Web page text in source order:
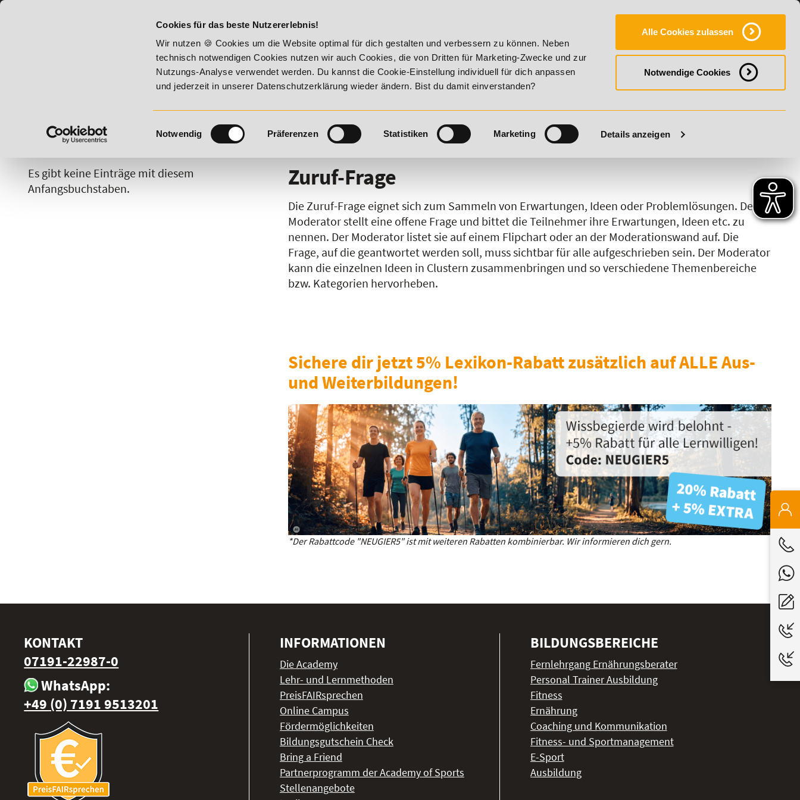
Cookies für das beste Nutzererlebnis!
Wir nutzen 🍪 Cookies um die Website optimal für dich gestalten und verbessern zu können. Neben
technisch notwendigen Cookies nutzen wir auch Cookies, die von Dritten für Marketing-Zwecke und zur
Nutzungs-Analyse verwendet werden. Du kannst die Cookie-Einstellung individuell für dich anpassen
und jederzeit in unserer Datenschutzerklärung wieder ändern. Bist du damit einverstanden?
Einwilligungsauswahl
Notwendig Präferenzen Statistiken Marketing Details anzeigen
Alle Cookies zulassen
Notwendige Cookies
KONTAKT FAQ ONLINE-CAMPUS
20% Rabatt bis 17. August 2026 - Summer Vitality! 20% Rabatt bis 17. August 2026 - Summer Vitality! 20% Rabatt bis 17. August 2026 - Summer Vitality!
B C G H K L O P S
Zuruf-Frage
Die Zuruf-Frage eignet sich zum Sammeln von Erwartungen, Ideen oder Problemlösungen. Der
Moderator stellt eine offene Frage und bittet die Teilnehmer ihre Erwartungen, Ideen etc. zu
nennen. Der Moderator listet sie auf einem Flipchart oder an der Moderationswand auf. Die
Frage, auf die geantwortet werden soll, muss sichtbar für alle aufgeschrieben sein. Der Moderator
kann die einzelnen Ideen in Clustern zusammenbringen und so verschiedene Themenbereiche
bzw. Kategorien hervorheben.
Sichere dir jetzt 5% Lexikon-Rabatt zusätzlich auf ALLE Aus-
und Weiterbildungen!
*Der Rabattcode "NEUGIER5" ist mit weiteren Rabatten kombinierbar. Wir informieren dich gern.
Es gibt keine Einträge mit diesem
Anfangsbuchstaben.
KONTAKT
07191-22987-0
WhatsApp:
+49 (0) 7191 9513201
INFORMATIONEN
Die Academy
Lehr- und Lernmethoden
PreisFAIRsprechen
Online Campus
Fördermöglichkeiten
Bildungsgutschein Check
Bring a Friend
Partnerprogramm der Academy of Sports
Stellenangebote
BILDUNGSBEREICHE
Fernlehrgang Ernährungsberater
Personal Trainer Ausbildung
Fitness
Ernährung
Coaching und Kommunikation
Fitness- und Sportmanagement
E-Sport
Ausbildung